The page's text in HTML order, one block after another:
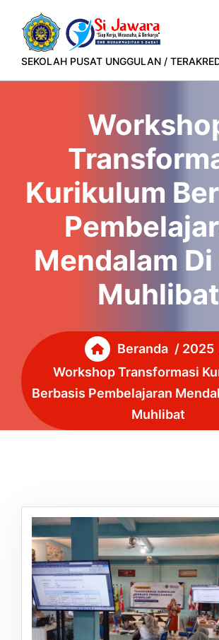
konten
SEKOLAH PUSAT UNGGULAN /
Kurikulum
Mendalam Di
Muhlibat
Beranda / 2025
Workshop Transformasi
Berbasis Pembelajaran
Muhlibat